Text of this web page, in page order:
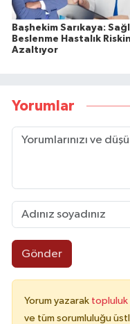
Başhekim Sarıkaya:
Beslenme Hastalık
Azaltıyor
Yorumlar
Gönder
Yorum yazarak topluluk
ve tüm sorumluluğu